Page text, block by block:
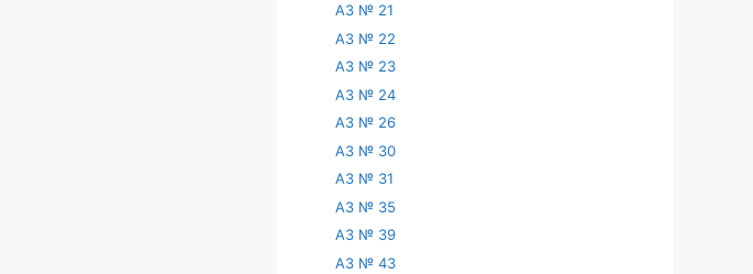
АЗ № 21
АЗ № 22
АЗ № 23
АЗ № 24
АЗ № 26
АЗ № 30
АЗ № 31
АЗ № 35
АЗ № 39
АЗ № 43